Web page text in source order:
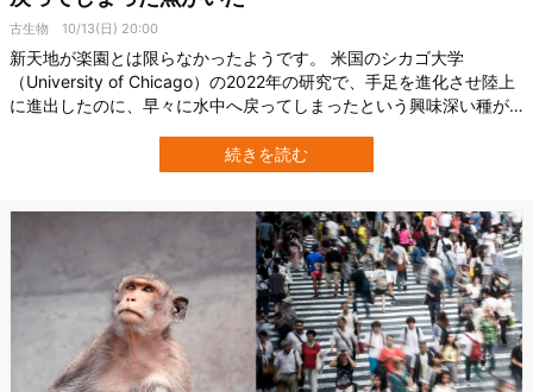
古生物 10/13(日) 20:00
新天地が楽園とは限らなかったようです。 米国のシカゴ大学
（University of Chicago）の2022年の研究で、手足を進化させ陸上
に進出したのに、早々に水中へ戻ってしまったという興味深い種が
陸上進出に向けた明白な「第一歩」のように思われがちですが、当
時の魚たちにとって陸上生活は厳しく、水はまだまだ魅力的な帰還
続きを読む